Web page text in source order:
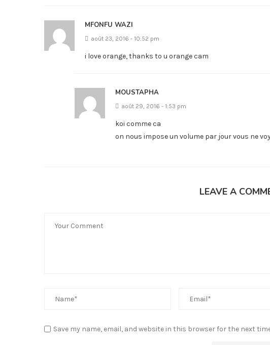
MFONFU WAZI
août 23, 2016 - 10:52 pm
i love orange, thanks to u orange cam
MOUSTAPHA
août 29, 2016 - 1:53 pm
koi comme ca
on nous impose un volume par jour vous ne
LEAVE A
Save my name, email, and website in this browser for the next